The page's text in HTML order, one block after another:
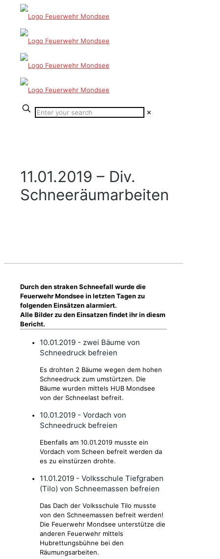
✕
11.01.2019 – Div.
Schneeräumarbeiten
Durch den straken Schneefall wurde die
Feuerwehr Mondsee in letzten Tagen zu
folgenden Einsätzen alarmiert.
Alle Bilder zu den Einsatzen findet ihr in diesm
Bericht.
10.01.2019 - zwei Bäume von
Schneedruck befreien
Es drohten 2 Bäume wegen dem hohen
Schneedruck zum umstürtzen. Die
Bäume wurden mittels HUB Mondsee
von der Schneelast befreit.
10.01.2019 - Vordach von
Schneedruck befreien
Ebenfalls am 10.01.2019 musste ein
Vordach vom Scheen befreit werden da
es zu einstürzen drohte.
11.01.2019 - Volksschule Tiefgraben
(Tilo) von Schneemassen befreien
Das Dach der Volksschule Tilo musste
von den Schneemassen befreit werden!
Die Feuerwehr Mondsee unterstütze die
anderen Feuerwehr mittels
Hubrettungsbühne bei den
Räumungsarbeiten.